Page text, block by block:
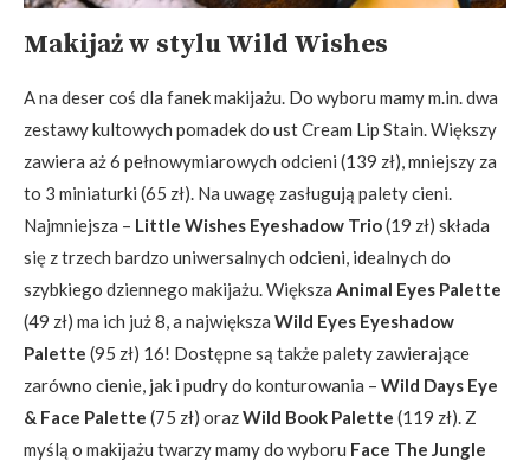
Makijaż w stylu Wild Wishes
A na deser coś dla fanek makijażu. Do wyboru mamy m.in. dwa
zestawy kultowych pomadek do ust Cream Lip Stain. Większy
zawiera aż 6 pełnowymiarowych odcieni (139 zł), mniejszy za
to 3 miniaturki (65 zł). Na uwagę zasługują palety cieni.
Najmniejsza – Little Wishes Eyeshadow Trio(19 zł) składa
się z trzech bardzo uniwersalnych odcieni, idealnych do
szybkiego dziennego makijażu. Większa Animal Eyes Palette
(49 zł) ma ich już 8, a największa Wild Eyes Eyeshadow
Palette (95 zł) 16! Dostępne są także palety zawierające
zarówno cienie, jak i pudry do konturowania – Wild Days Eye
& Face Palette (75 zł) orazWild Book Palette (119 zł). Z
myślą o makijażu twarzy mamy do wyboru Face The Jungle